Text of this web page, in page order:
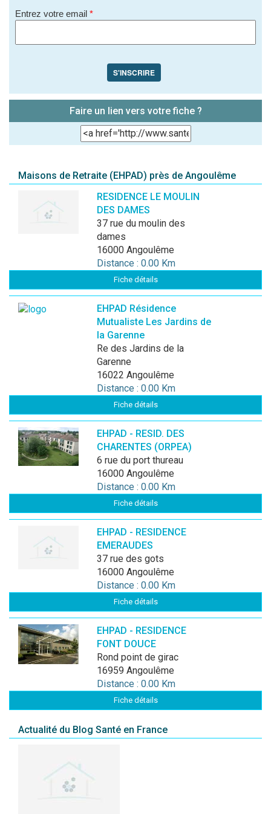
Entrez votre email *
S'INSCRIRE
Faire un lien vers votre fiche ?
Maisons de Retraite (EHPAD) près de Angoulême
RESIDENCE LE MOULIN
DES DAMES
37 rue du moulin des
dames
16000 Angoulême
Distance : 0.00 Km
Fiche détails
EHPAD Résidence
Mutualiste Les Jardins de
la Garenne
Re des Jardins de la
Garenne
16022 Angoulême
Distance : 0.00 Km
Fiche détails
EHPAD - RESID. DES
CHARENTES (ORPEA)
6 rue du port thureau
16000 Angoulême
Distance : 0.00 Km
Fiche détails
EHPAD - RESIDENCE
EMERAUDES
37 rue des gots
16000 Angoulême
Distance : 0.00 Km
Fiche détails
EHPAD - RESIDENCE
FONT DOUCE
Rond point de girac
16959 Angoulême
Distance : 0.00 Km
Fiche détails
Actualité du Blog Santé en France